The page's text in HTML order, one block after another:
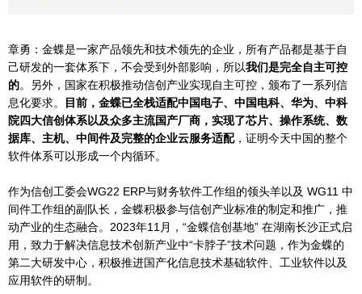
章勇：金蝶是一家产品领先和技术领先的企业，所有产品都是基于自
己研发的一套体系下，不会受到外部影响，所以我们是完全自主可控
的。另外，国家在积极推动信创产业实现自主可控，颁布了一系列信
息化要求。
目前，金蝶已全栈适配中国电子、中国电科、华为、中科
院四大信创体系以及众多主流国产厂商，实现了芯片、操作系统、数
据库、主机、中间件及完整的企业云服务适配，证明今天中国的整个
软件体系可以形成一个内循环。
作为信创工委会WG22 ERP与财务软件工作组的领头羊以及 WG11 中
间件工作组的副队长，金蝶积极参与信创产业标准的制定和推广，推
动产业的生态融合。2023年11月，“金蝶信创基地” 在湖南长沙正式启
用，致力于解决信息技术创新产业中“卡脖子”技术问题，作为金蝶的
第二大研发中心，积极推进国产化信息技术基础软件、工业软件以及
应用软件的研制。